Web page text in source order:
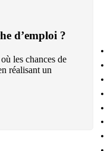
d’emploi ?
les chances de
réalisant un